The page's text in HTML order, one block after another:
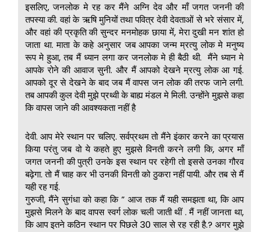
इसलिए, जनलोक मे रह कर मैंने अग्नि देव और माँ जगत जननी की
तपस्या की. वहां के ऋषि मुनियों तथा पवित्र देवी देवताओं से भरे संसार में,
और वहां की प्रकृति की सुन्दर मनमोहक छाया में, मेरा दुखी मन शांत हो
जाता था. माता के कहे अनुसार जब आपका जन्म म्रत्यु लोक मे मनुष्य
रूप मे हुआ, तब मैं ध्यान लगा कर जनलोक मे ही बैठी थी. मैंने ध्यान मे
आपके रोने की आवाज सुनी. और मैं आपको देखने म्रत्यु लोक आ गई.
आपको दूर से देखने के बाद जब मैं वापस जन लोक की तरफ जाने लगी.
तब आपकी कुल देवी मुझे प्रथ्वी के बाह्य मंडल मे मिली. उन्होंने मुझसे कहा
कि वापस जाने की आवश्यकता नहीं है
देवी. आप मेरे स्थान पर चलिए. सर्वप्रथम तो मैंने इंकार करने का प्रयास
किया परंतु जब वो ये कहते हुए मुझसे विनती करने लगी कि, अगर माँ
जगत जननी की पुत्री उनके इस स्थान पर रहेगी तो इससे उनका गौरव
बढ़ेगा. तो मैं चाह कर भी उनकी विनती को ठुकरा नहीं पायी. और तब से मैं
यही रह गई.
गुरुजी, मैंने सुगंधा को कहा कि ” आज तक मैं यही समझता था, कि आप
मुझसे मिलने के बाद वापस स्वर्ग लोक चली जाती थीं . मैं नहीं जानता था,
कि आप इतने कठिन स्थान पर पिछले 30 साल से रह रही है.? अगर मुझे